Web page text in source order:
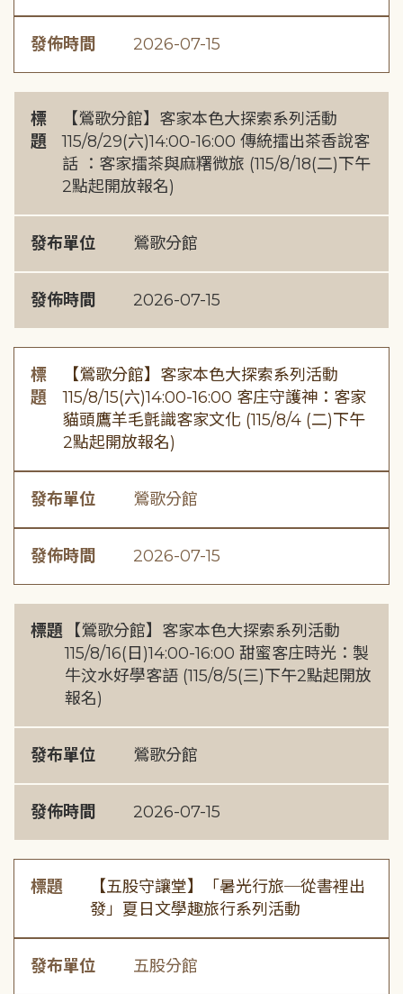
發佈時間 2026-07-15
標
題
【鶯歌分館】客家本色大探索系列活動
115/8/29(六)14:00-16:00 傳統擂出茶香說客
話 ：客家擂茶與麻糬微旅 (115/8/18(二)下午
2點起開放報名)
發布單位 鶯歌分館
發佈時間 2026-07-15
標
題
【鶯歌分館】客家本色大探索系列活動
115/8/15(六)14:00-16:00 客庄守護神：客家
貓頭鷹羊毛氈識客家文化 (115/8/4 (二)下午
2點起開放報名)
發布單位 鶯歌分館
發佈時間 2026-07-15
標題 【鶯歌分館】客家本色大探索系列活動
115/8/16(日)14:00-16:00 甜蜜客庄時光：製
牛汶水好學客語 (115/8/5(三)下午2點起開放
報名)
發布單位 鶯歌分館
發佈時間 2026-07-15
標題
【五股守讓堂】「暑光行旅─從書裡出
發」夏日文學趣旅行系列活動
發布單位 五股分館